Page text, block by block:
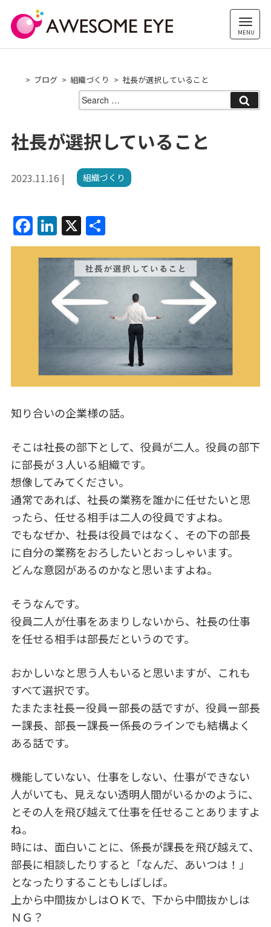
content
ブログ 組織づくり 社長が選択していること
Search
for:
社長が選択していること
2023.11.16 | 組織づくり
F
a
c
Li
n
k
e
dI
n
X 共
有
知り合いの企業様の話。
そこは社長の部下として、役員が二人。役員の部下
に部長が３人いる組織です。
想像してみてください。
通常であれば、社長の業務を誰かに任せたいと思
ったら、任せる相手は二人の役員ですよね。
でもなぜか、社長は役員ではなく、その下の部長
に自分の業務をおろしたいとおっしゃいます。
どんな意図があるのかなと思いますよね。
そうなんです。
役員二人が仕事をあまりしないから、社長の仕事
を任せる相手は部長だというのです。
おかしいなと思う人もいると思いますが、これも
すべて選択です。
たまたま社長ー役員ー部長の話ですが、役員ー部長
ー課長、部長ー課長ー係長のラインでも結構よく
ある話です。
機能していない、仕事をしない、仕事ができない
人がいても、見えない透明人間がいるかのように、
とその人を飛び越えて仕事を任せることありますよ
ね。
時には、面白いことに、係長が課長を飛び越えて、
部長に相談したりすると「なんだ、あいつは！」
となったりすることもしばしば。
上から中間抜かしはＯＫで、下から中間抜かしは
ＮＧ？